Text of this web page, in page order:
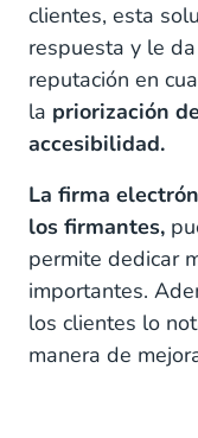
clientes, esta
respuesta y le
reputación en
la priorización
accesibilidad.
La firma
los firmantes,
permite dedicar
importantes.
los clientes lo
manera de